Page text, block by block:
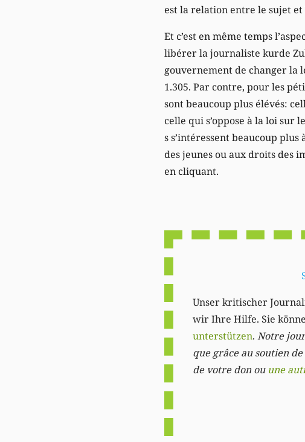
est la relation entre le sujet
Et c’est en même temps
libérer la journaliste kurde
gouvernement de changer la
1.305. Par contre, pour les
sont beaucoup plus élévés:
celle qui s’oppose à la loi sur
s s’intéressent beaucoup
des jeunes ou aux droits des
en cliquant.
Unser kritischer
wir Ihre Hilfe. Sie
unterstützen. Notre
que grâce au soutien
de votre don ou une